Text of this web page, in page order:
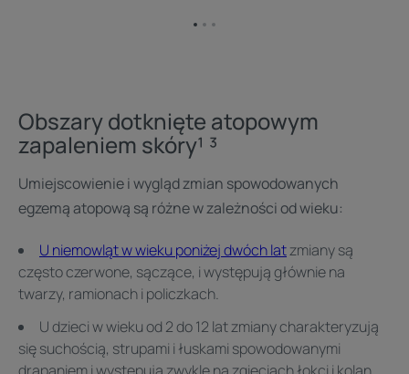
Przejdź
Przejdź
Przejdź
Obszary dotknięte atopowym
zapaleniem skóry¹ ³
Umiejscowienie i wygląd zmian spowodowanych
egzemą atopową są różne w zależności od wieku:
U niemowląt w wieku poniżej dwóch latzmiany są
często czerwone, sączące, i występują głównie na
twarzy, ramionach i policzkach.
U dzieci w wieku od 2 do 12 lat zmiany charakteryzują
się suchością, strupami i łuskami spowodowanymi